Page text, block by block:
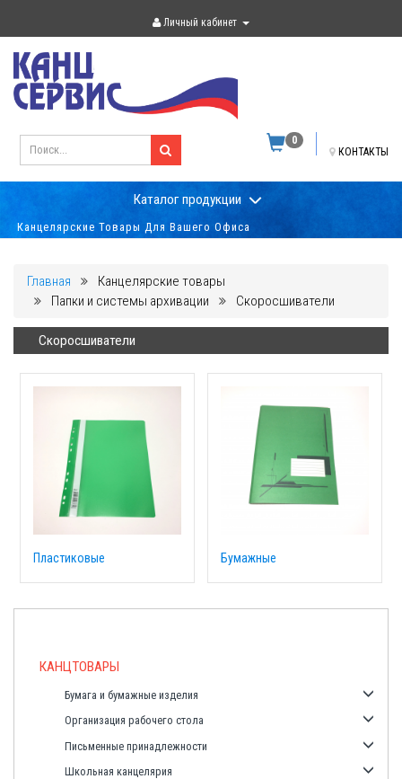
Личный кабинет
КОНТАКТЫ
0
Каталог продукции
Товары Для Вашего Офиса
Главная
Канцелярские товары
Папки и системы архивации
Скоросшиватели
Скоросшиватели
Пластиковые Бумажные
КАНЦТОВАРЫ
Бумага и бумажные изделия
Организация рабочего стола
Письменные принадлежности
Школьная канцелярия